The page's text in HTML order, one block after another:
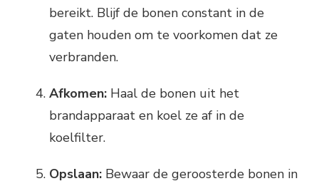
bereikt. Blijf de bonen constant in de
gaten houden om te voorkomen dat ze
verbranden.
Afkomen: Haal de bonen uit het
brandapparaat en koel ze af in de
koelfilter.
Opslaan: Bewaar de geroosterde bonen in